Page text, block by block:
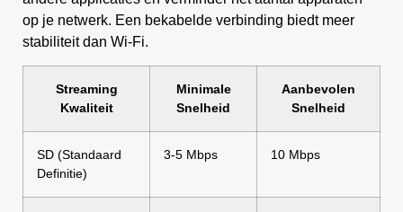
op je netwerk. Een bekabelde verbinding biedt meer
stabiliteit dan Wi-Fi.
Streaming
Kwaliteit
Minimale
Snelheid
Aanbevolen
Snelheid
SD (Standaard
Definitie)
3-5 Mbps 10 Mbps